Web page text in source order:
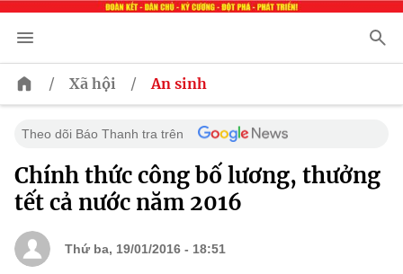
/ Xã hội / An sinh
Theo dõi Báo Thanh tra trên
Chính thức công bố lương, thưởng
tết cả nước năm 2016
Thứ ba, 19/01/2016 - 18:51